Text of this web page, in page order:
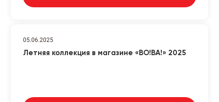
05.06.2025
Летняя коллекция в магазине «ВО!ВА!» 2025